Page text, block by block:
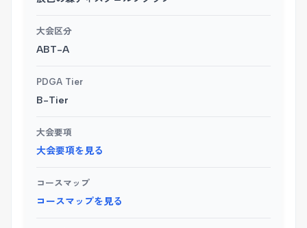
大会区分
ABT-A
PDGA Tier
B-Tier
大会要項
大会要項を見る
コースマップ
コースマップを見る